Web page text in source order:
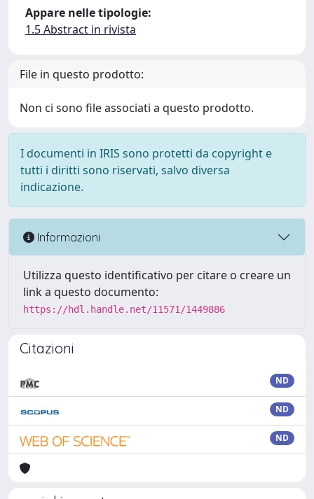
Appare nelle tipologie:
1.5 Abstract in rivista
File in questo prodotto:
Non ci sono file associati a questo prodotto.
I documenti in IRIS sono protetti da copyright e
tutti i diritti sono riservati, salvo diversa
indicazione.
Informazioni
Utilizza questo identificativo per citare o creare un
link a questo documento:
https://hdl.handle.net/11571/1449886
Citazioni
ND
ND
ND